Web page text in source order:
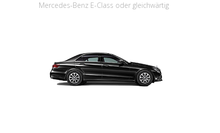
Mercedes-Benz E-Class oder gleichwärtig